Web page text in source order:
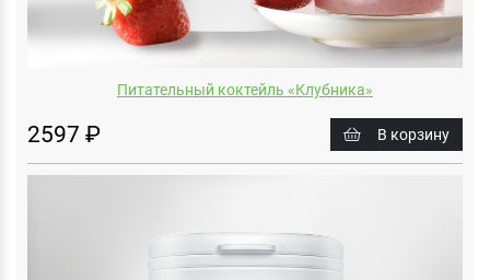
Питательный коктейль «Клубника»
2597 ₽ В корзину